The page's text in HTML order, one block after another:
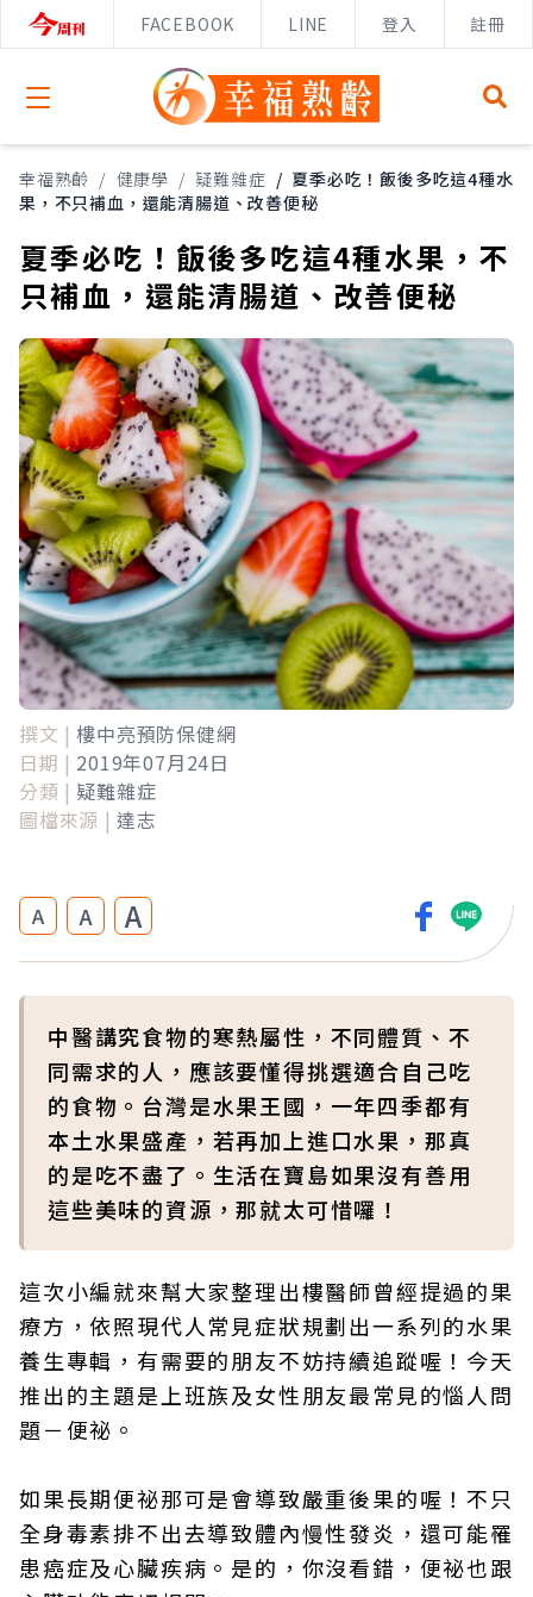
FACEBOOK LINE 登入 註冊
Open menu
幸福熟齡 / 健康學 / 疑難雜症 / 夏季必吃！飯後多吃這4種水
果，不只補血，還能清腸道、改善便秘
夏季必吃！飯後多吃這4種水果，不
只補血，還能清腸道、改善便秘
撰文 | 樓中亮預防保健網
日期 | 2019年07月24日
分類 | 疑難雜症
圖檔來源 | 達志
A A A
中醫講究食物的寒熱屬性，不同體質、不
同需求的人，應該要懂得挑選適合自己吃
的食物。台灣是水果王國，一年四季都有
本土水果盛產，若再加上進口水果，那真
的是吃不盡了。生活在寶島如果沒有善用
這些美味的資源，那就太可惜囉！
這次小編就來幫大家整理出樓醫師曾經提過的果
療方，依照現代人常見症狀規劃出一系列的水果
養生專輯，有需要的朋友不妨持續追蹤喔！今天
推出的主題是上班族及女性朋友最常見的惱人問
題－便祕。
如果長期便祕那可是會導致嚴重後果的喔！不只
全身毒素排不出去導致體內慢性發炎，還可能罹
患癌症及心臟疾病。是的，你沒看錯，便祕也跟